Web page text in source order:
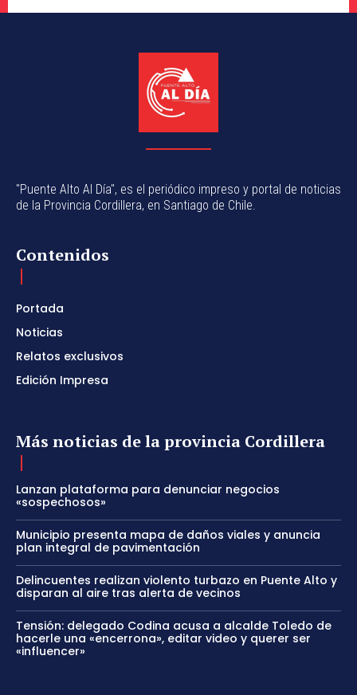
"Puente Alto Al Día", es el periódico impreso y portal de noticias
de la Provincia Cordillera, en Santiago de Chile.
Contenidos
Portada
Noticias
Relatos exclusivos
Edición Impresa
Más noticias de la provincia Cordillera
Lanzan plataforma para denunciar negocios
«sospechosos»
Municipio presenta mapa de daños viales y anuncia
plan integral de pavimentación
Delincuentes realizan violento turbazo en Puente Alto y
disparan al aire tras alerta de vecinos
Tensión: delegado Codina acusa a alcalde Toledo de
hacerle una «encerrona», editar video y querer ser
«influencer»